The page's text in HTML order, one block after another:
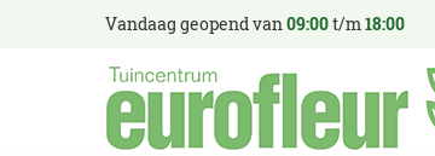
Vandaag geopend van09:00t/m18:00